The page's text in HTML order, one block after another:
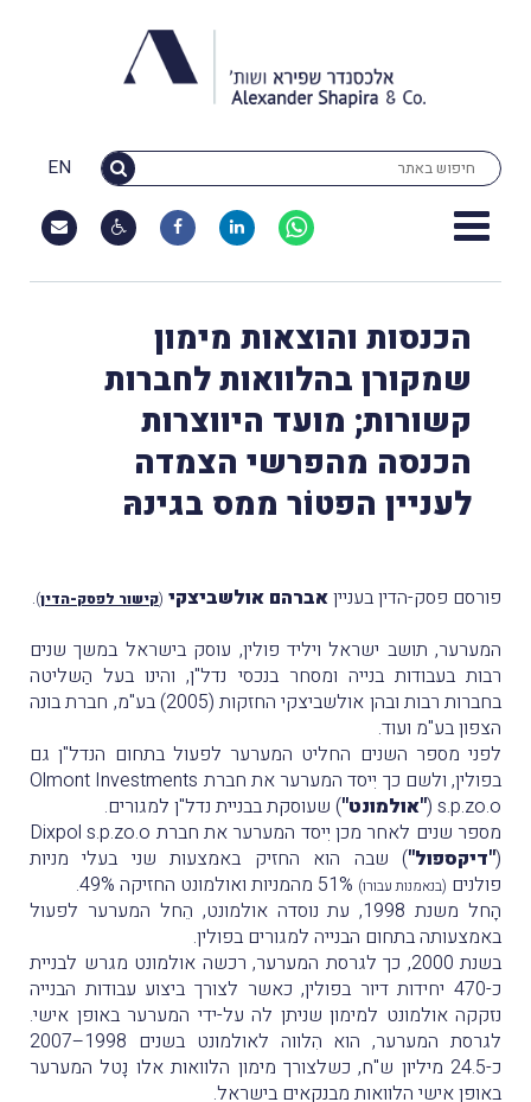
EN
הכנסות והוצאות מימון
שמקורן בהלוואות לחברות
קשורות; מועד היווצרות
הכנסה מהפרשי הצמדה
לעניין הפטוֹר ממס בגינהּ
פורסם פסק-הדין בענייןאברהם אולשביצקי (קישור לפסק-הדין)
.
המערער, תושב ישראל ויליד פולין, עוסק בישראל במשך שנים
רבות בעבודות בנייה ומסחר בנכסי נדל"ן, והינו בעל הַשליטה
בחברות רבות ובהן אולשביצקי החזקות (2005) בע"מ, חברת בונה
הצפון בע"מ ועוד.
לפני מספר השנים החליט המערער לפעול בתחום הנדל"ן גם
בפולין, ולשם כך יִיסד המערער את חברת Olmont Investments
s.p.zo.o ( "אולמונט") שעוסקת בבניית נדל"ן למגורים.
מספר שנים לאחר מכן יִיסד המערער את חברת Dixpol s.p.zo.o
("דיקספול") שבה הוא החזיק באמצעות שני בעלי מניות
פולנים (בנאמנות עבורו)
הָחל משנת 1998, עת נוסדה אולמונט, הֵחל המערער לפעול
באמצעותה בתחום הבנייה למגורים בפולין.
בשנת 2000, כך לגרסת המערער, רכשה אולמונט מגרש לבניית
כ-470 יחידות דיור בפולין, כאשר לצורך ביצוע עבודות הבנייה
נזקקה אולמונט למימון שניתן לה על-ידי המערער באופן אישי.
לגרסת המערער, הוא הִלווה לאולמונט בשנים 1998–2007
כ-24.5 מיליון ש"ח, כשלצורך מימון הלוואות אלו נָטל המערער
באופן אישי הלוואות מבנקאים בישראל.